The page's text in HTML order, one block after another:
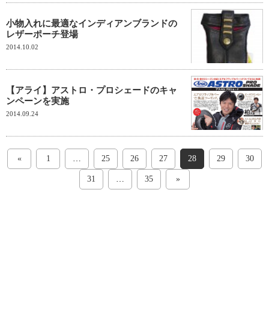
小物入れに最適なインディアンブランドの
レザーポーチ登場
2014.10.02
【アライ】アストロ・プロシェードのキャ
ンペーンを実施
2014.09.24
« 1 … 25 26 27 28 29 30
31 … 35 »